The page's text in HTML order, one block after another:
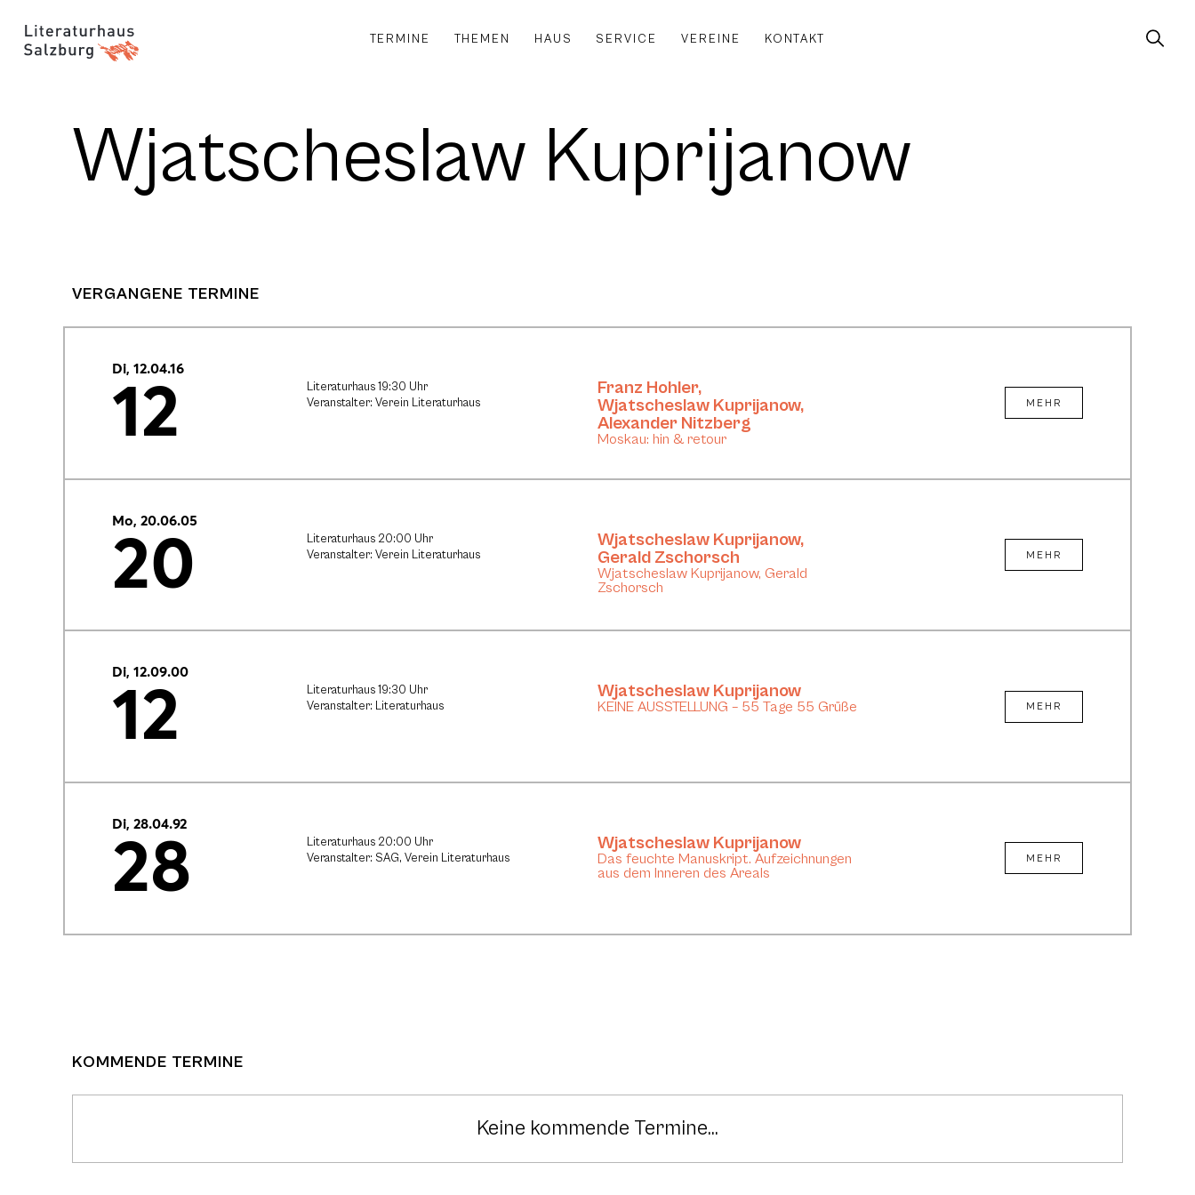
TERMINE THEMEN HAUS SERVICE VEREINE KONTAKT
Wjatscheslaw Kuprijanow
VERGANGENE TERMINE
Di, 12.04.16
12
Literaturhaus 19:30 Uhr
Veranstalter: Verein Literaturhaus
Franz Hohler,
Wjatscheslaw Kuprijanow,
Alexander Nitzberg
Moskau: hin & retour
MEHR
Mo, 20.06.05
20
Literaturhaus 20:00 Uhr
Veranstalter: Verein Literaturhaus
Wjatscheslaw Kuprijanow,
Gerald Zschorsch
Wjatscheslaw Kuprijanow, Gerald
Zschorsch
MEHR
Di, 12.09.00
12
Literaturhaus 19:30 Uhr
Veranstalter: Literaturhaus
Wjatscheslaw Kuprijanow
KEINE AUSSTELLUNG – 55 Tage 55 Grüße MEHR
Di, 28.04.92
28
Literaturhaus 20:00 Uhr
Veranstalter: SAG, Verein Literaturhaus
Wjatscheslaw Kuprijanow
Das feuchte Manuskript. Aufzeichnungen
aus dem Inneren des Areals
MEHR
KOMMENDE TERMINE
Keine kommende Termine...